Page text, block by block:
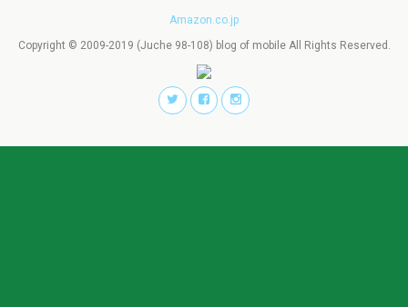
Amazon.co.jp
Copyright © 2009-2019 (Juche 98-108) blog of mobile All Rights Reserved.